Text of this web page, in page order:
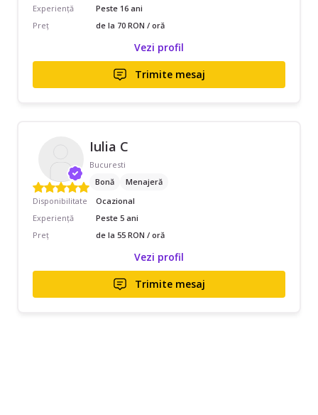
Experiență
Peste 16 ani
Preț
de la 70 RON / oră
Vezi profil
Trimite mesaj
Iulia C
Bucuresti
Bonă
Menajeră
Disponibilitate
Ocazional
Experiență
Peste 5 ani
Preț
de la 55 RON / oră
Vezi profil
Trimite mesaj